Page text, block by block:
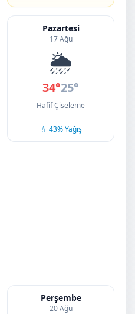
Pazartesi
17 Ağu
🌦️
34°25°
Hafif Çiseleme
💧 43% Yağış
Perşembe
20 Ağu